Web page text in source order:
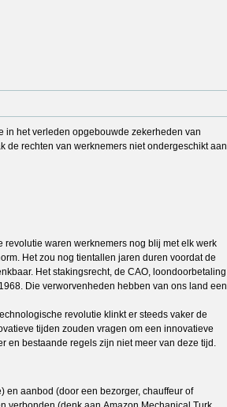
in het verleden opgebouwde zekerheden van
de rechten van werknemers niet ondergeschikt aan
waren werknemers nog blij met elk werk
Het zou nog tientallen jaren duren voordat de
Het stakingsrecht, de CAO, loondoorbetaling
Die verworvenheden hebben van ons land een
revolutie klinkt er steeds vaker de
tijden zouden vragen om een innovatieve
en bestaande regels zijn niet meer van deze tijd.
en aanbod (door een bezorger, chauffeur of